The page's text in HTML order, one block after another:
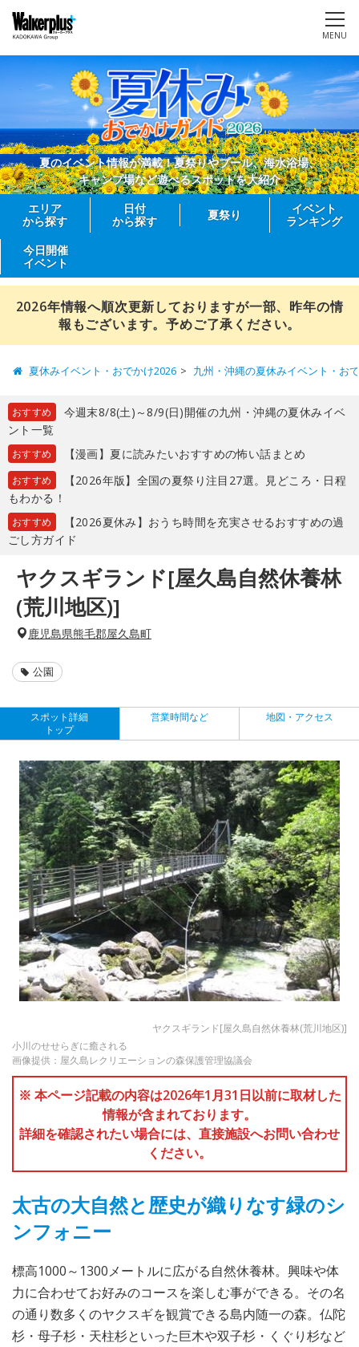
MENU
夏のイベント情報が満載！夏祭りやプール、海水浴場、
キャンプ場など遊べるスポットを大紹介
エリア
から探す
日付
から探す
夏祭り
イベント
ランキング
今日開催
イベント
2026年情報へ順次更新しておりますが一部、昨年の情
報もございます。予めご了承ください。
夏休みイベント・おでかけ2026 九州・沖縄の夏休みイベント・お
おすすめ
今週末8/8(土)～8/9(日)開催の九州・沖縄の夏休みイベ
ント一覧
おすすめ 【漫画】夏に読みたいおすすめの怖い話まとめ
おすすめ
【2026年版】全国の夏祭り注目27選。見どころ・日程
もわかる！
おすすめ
【2026夏休み】おうち時間を充実させるおすすめの過
ごし方ガイド
ヤクスギランド[屋久島自然休養林
(荒川地区)]
鹿児島県熊毛郡屋久島町
公園
スポット詳細
トップ
営業時間など 地図・アクセス
ヤクスギランド[屋久島自然休養林(荒川地区)]
小川のせせらぎに癒される
画像提供：屋久島レクリエーションの森保護管理協議会
※ 本ページ記載の内容は2026年1月31日以前に取材した
情報が含まれております。
詳細を確認されたい場合には、直接施設へお問い合わせ
ください。
太古の大自然と歴史が織りなす緑のシ
ンフォニー
標高1000～1300メートルに広がる自然休養林。興味や体
力に合わせてお好みのコースを楽しむ事ができる。その名
の通り数多くのヤクスギを観賞できる島内随一の森。仏陀
杉・母子杉・天柱杉といった巨木や双子杉・くぐり杉など